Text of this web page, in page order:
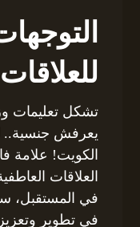
تشكل تعليمات
يعرفش جنسية..
الكويت! علامة
العلاقات
في المستقبل،
في تطوير وتعزيز